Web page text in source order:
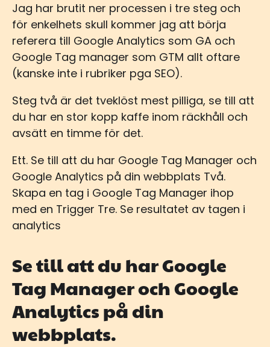
Jag har brutit ner processen i tre steg och
för enkelhets skull kommer jag att börja
referera till Google Analytics som GA och
Google Tag manager som GTM allt oftare
(kanske inte i rubriker pga SEO).
Steg två är det tveklöst mest pilliga, se till att
du har en stor kopp kaffe inom räckhåll och
avsätt en timme för det.
Ett. Se till att du har Google Tag Manager och
Google Analytics på din webbplats Två.
Skapa en tag i Google Tag Manager ihop
med en Trigger Tre. Se resultatet av tagen i
analytics
Se till att du har Google
Tag Manager och Google
Analytics på din
webbplats.